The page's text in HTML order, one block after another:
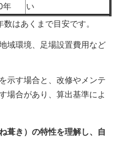
年
い
はあくまで目安です。
域環境、足場設置費用など
示す場合と、改修やメンテ
場合があり、算出基準によ
葺き）の特性を理解し、自